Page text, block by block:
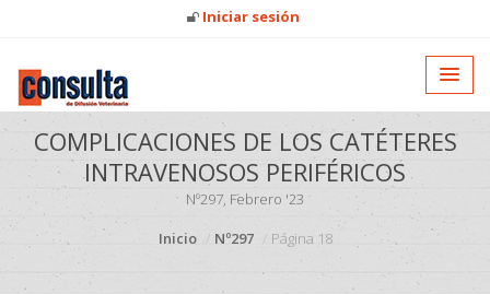
Iniciar sesión
COMPLICACIONES DE LOS CATÉTERES
INTRAVENOSOS PERIFÉRICOS
Nº297, Febrero '23
Inicio
Nº297 Página 18